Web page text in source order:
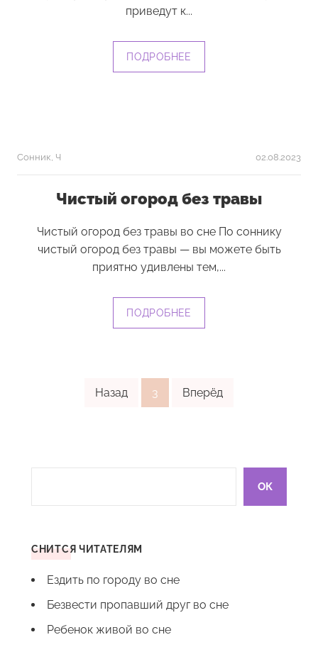
приведут к...
ПОДРОБНЕЕ
Сонник, Ч 02.08.2023
Чистый огород без травы
Чистый огород без травы во сне По соннику
чистый огород без травы — вы можете быть
приятно удивлены тем,...
ПОДРОБНЕЕ
Назад 3 Вперёд
СНИТСЯ ЧИТАТЕЛЯМ
Ездить по городу во сне
Безвести пропавший друг во сне
Ребенок живой во сне